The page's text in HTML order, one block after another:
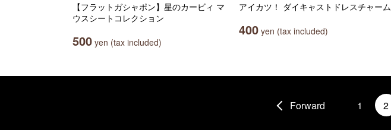
【フラットガシャポン】星のカービィ マ
ウスシートコレクション
500 yen (tax included)
アイカツ！ ダイキャストドレスチャーム
400 yen (tax included)
Forward 1 2